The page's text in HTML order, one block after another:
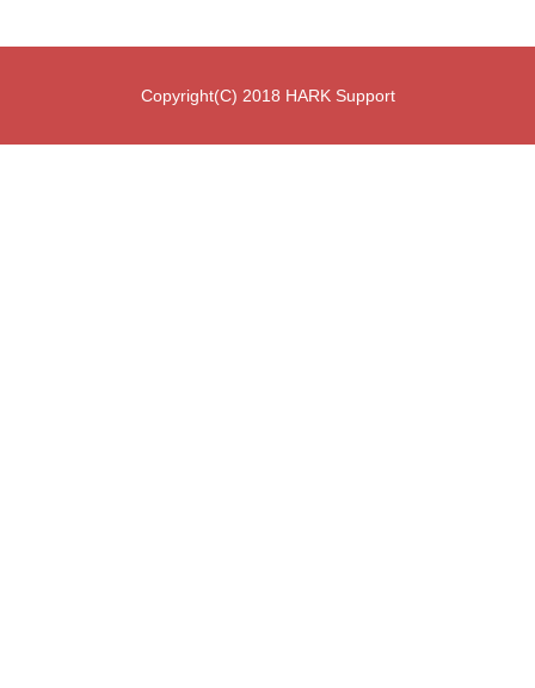
Copyright(C) 2018 HARK Support